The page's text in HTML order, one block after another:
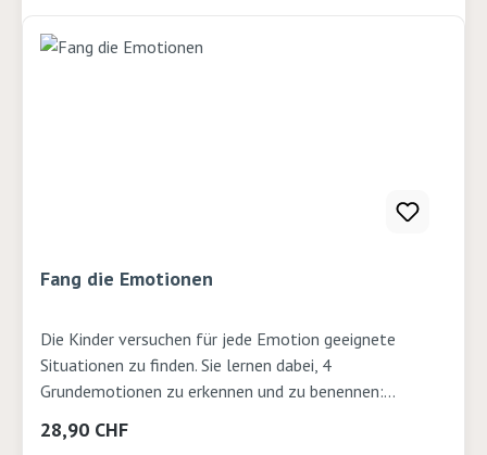
Fang die Emotionen
Die Kinder versuchen für jede Emotion geeignete
Situationen zu finden. Sie lernen dabei, 4
Grundemotionen zu erkennen und zu benennen:
erweitern dadurch ihren Wortschatz und lernen, mit
Regulärer Preis:
28,90 CHF